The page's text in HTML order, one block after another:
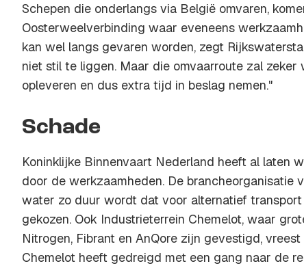
Schepen die onderlangs via België omvaren,
Oosterweelverbinding waar eveneens
kan wel langs gevaren worden, zegt
niet stil te liggen. Maar die omvaarroute zal
opleveren en dus extra tijd in beslag nemen."
Schade
Koninklijke Binnenvaart Nederland heeft al laten
door de werkzaamheden. De brancheorganisatie
water zo duur wordt dat voor alternatief
gekozen. Ook Industrieterrein Chemelot, waar
Nitrogen, Fibrant en AnQore zijn gevestigd,
Chemelot heeft gedreigd met een gang naar de